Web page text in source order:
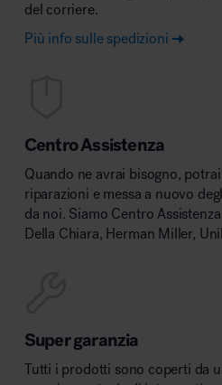
del corriere.
Più info sulle spedizioni
Centro Assistenza
Quando ne avrai bisogno,
riparazioni e messa a nuovo
da noi. Siamo Centro
Della Chiara, Herman Miller,
Super garanzia
Tutti i prodotti sono coperti da